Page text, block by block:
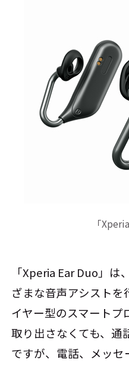
「
「Xperia Ear Duo」
ざまな音声アシストを
イヤー型のスマートプ
取り出さなくても、通
ですが、電話、メッ